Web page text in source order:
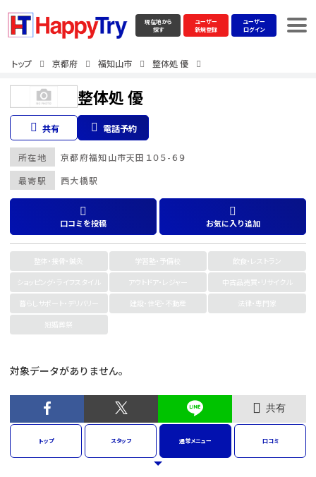
現在地から
探す
ユーザー
新規登録
ユーザー
ログイン
トップ 京都府 福知山市 整体処 優
整体処 優
共有 電話予約
最寄駅 西大橋駅
所在地 京都府福知山市天田１０５-６９
口コミを投稿 お気に入り追加
整体・接骨・鍼灸 学習塾・予備校
飲食・レストラン
ショッピング・ライフスタイル
アウトドア・レジャー
中古品売買・リサイクル
暮らしサポート・デリバリー
建設・住宅・不動産
法律・専門家
冠婚葬祭
対象データがありません。
共有
トップ スタッフ 通常メニュー 口コミ